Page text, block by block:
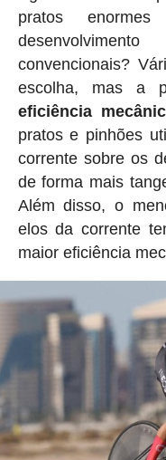
pratos
convencionais?
escolha, mas a
eficiência
pratos e pinhões
corrente sobre os
de forma mais
Além disso, o
elos da corrente
maior eficiência